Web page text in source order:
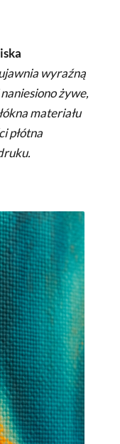
wyraźną
żywe,
materiału
płótna